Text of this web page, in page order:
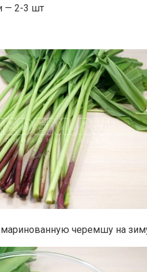
— 2-3 шт
черемшу на